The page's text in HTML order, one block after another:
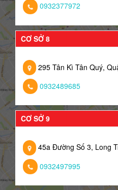
0932377972
CƠ SỞ 8
295 Tân Kì Tân Quý,
0932489685
CƠ SỞ 9
45a Đường Số 3, Long
0932497995